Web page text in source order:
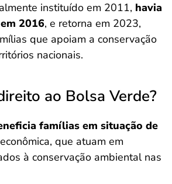
instituído em 2011, havia
2016, e retorna em 2023,
que apoiam a conservação
nacionais.
ao Bolsa Verde?
famílias em situação de
econômica, que atuam em
à conservação ambiental nas